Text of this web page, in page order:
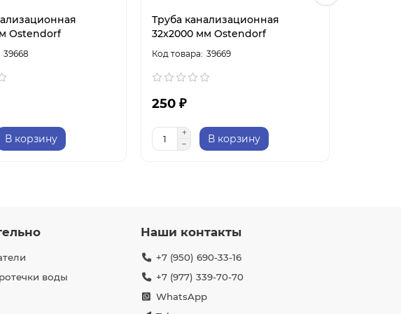
Ostendorf
39668
В корзину
Труба канализационная
32x2000 мм Ostendorf
39669
250 ₽
В корзину
воды
Наши контакты
+7 (950) 690-33-16
+7 (977) 339-70-70
WhatsApp